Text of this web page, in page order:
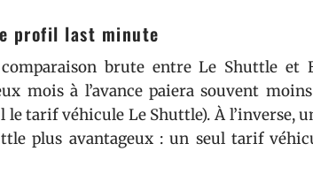
profil last minute
brute entre Le Shuttle et
mois à l’avance paiera souvent
tarif véhicule Le Shuttle). À l’inverse,
plus avantageux : un seul tarif